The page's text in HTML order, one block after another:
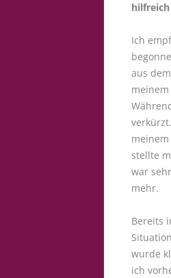
Ich
aus
stellte
war
mehr.
Bereits
wurde
ich